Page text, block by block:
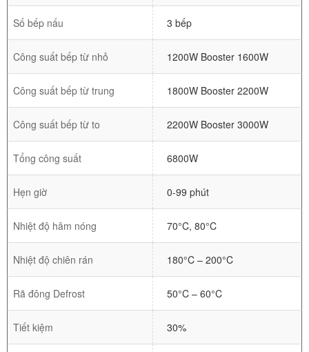
Số bếp nấu 3 bếp
Công suất bếp từ nhỏ 1200W Booster 1600W
Công suất bếp từ trung 1800W Booster 2200W
Công suất bếp từ to 2200W Booster 3000W
Tổng công suất 6800W
Hẹn giờ 0-99 phút
Nhiệt độ hâm nóng 70°C, 80°C
Nhiệt độ chiên rán 180°C – 200°C
Rã đông Defrost 50°C – 60°C
Tiết kiệm 30%